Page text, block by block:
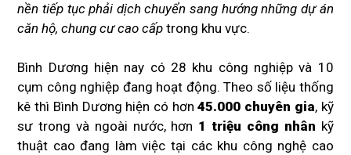
nền tiếp tục phải dịch chuyển sang hướng những dự án
căn hộ, chung cư cao cấp trong khu vực.
Bình Dương hiện nay có 28 khu công nghiệp và 10
cụm công nghiệp đang hoạt động. Theo số liệu thống
kê thì Bình Dương hiện có hơn45.000 chuyên gia, kỹ
sư trong và ngoài nước, hơn 1 triệu công nhân kỹ
thuật cao đang làm việc tại các khu công nghệ cao